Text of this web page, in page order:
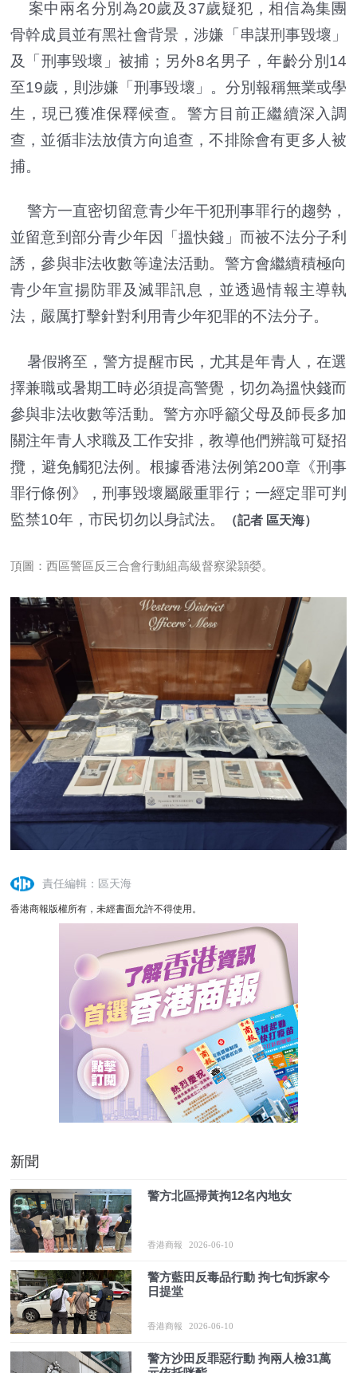
案中兩名分別為20歲及37歲疑犯，相信為集團
骨幹成員並有黑社會背景，涉嫌「串謀刑事毀壞」
及「刑事毀壞」被捕；另外8名男子，年齡分別14
至19歲，則涉嫌「刑事毀壞」。分別報稱無業或學
生，現已獲准保釋候查。警方目前正繼續深入調
查，並循非法放債方向追查，不排除會有更多人被
捕。
警方一直密切留意青少年干犯刑事罪行的趨勢，
並留意到部分青少年因「搵快錢」而被不法分子利
誘，參與非法收數等違法活動。警方會繼續積極向
青少年宣揚防罪及滅罪訊息，並透過情報主導執
法，嚴厲打擊針對利用青少年犯罪的不法分子。
暑假將至，警方提醒市民，尤其是年青人，在選
擇兼職或暑期工時必須提高警覺，切勿為搵快錢而
參與非法收數等活動。警方亦呼籲父母及師長多加
關注年青人求職及工作安排，教導他們辨識可疑招
攬，避免觸犯法例。根據香港法例第200章《刑事
罪行條例》，刑事毀壞屬嚴重罪行；一經定罪可判
監禁10年，市民切勿以身試法。
（記者 區天海）
頂圖：西區警區反三合會行動組高級督察梁頴嫈。
責任編輯：區天海
香港商報版權所有，未經書面允許不得使用。
新聞
警方北區掃黃拘12名內地女
香港商報 2026-06-10
警方藍田反毒品行動 拘七旬拆家今
日提堂
香港商報 2026-06-10
警方沙田反罪惡行動 拘兩人檢31萬